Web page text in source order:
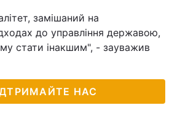
замішаний на
до управління державою,
стати інакшим", - зауважив
НАС